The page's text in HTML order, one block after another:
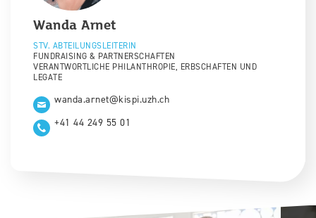
Wanda Arnet
STV. ABTEILUNGSLEITERIN
FUNDRAISING & PARTNERSCHAFTEN
VERANTWORTLICHE PHILANTHROPIE, ERBSCHAFTEN UND
LEGATE
wanda.arnet@kispi.uzh.ch
+41 44 249 55 01